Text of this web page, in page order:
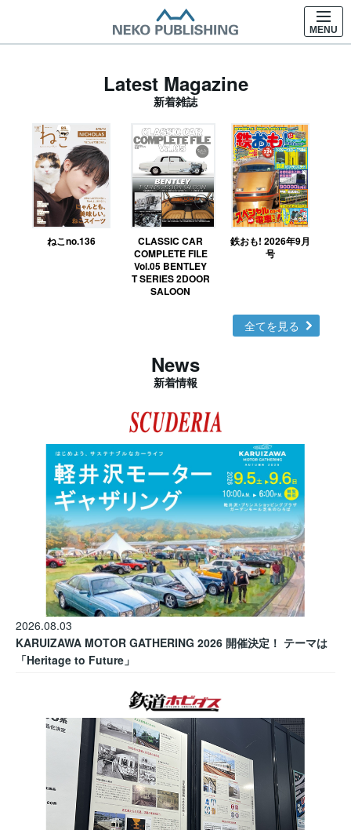
MENU
Latest Magazine
新着雑誌
ねこno.136
CLASSIC CAR
COMPLETE FILE
Vol.05 BENTLEY
T SERIES 2DOOR
SALOON
鉄おも! 2026年9月
号
全てを見る
News
新着情報
2026.08.03
KARUIZAWA MOTOR GATHERING 2026 開催決定！ テーマは
「Heritage to Future」